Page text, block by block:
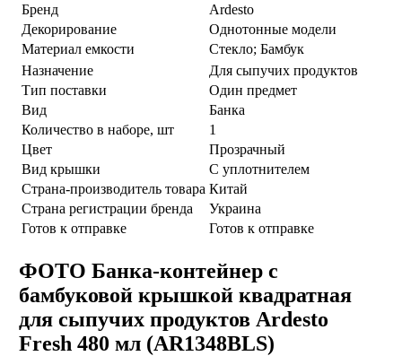
Бренд
Ardesto
Декорирование
Однотонные модели
Материал емкости
Стекло; Бамбук
Назначение
Для сыпучих продуктов
Тип поставки
Один предмет
Вид
Банка
Количество в наборе, шт
1
Цвет
Прозрачный
Вид крышки
С уплотнителем
Страна-производитель товара Китай
Страна регистрации бренда
Украина
Готов к отправке
Готов к отправке
ФОТО Банка-контейнер с
бамбуковой крышкой квадратная
для сыпучих продуктов Ardesto
Fresh 480 мл (AR1348BLS)